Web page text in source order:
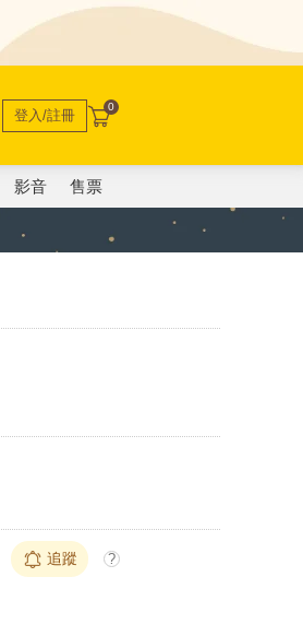
登入/註冊 0
影音 售票
追蹤 ?